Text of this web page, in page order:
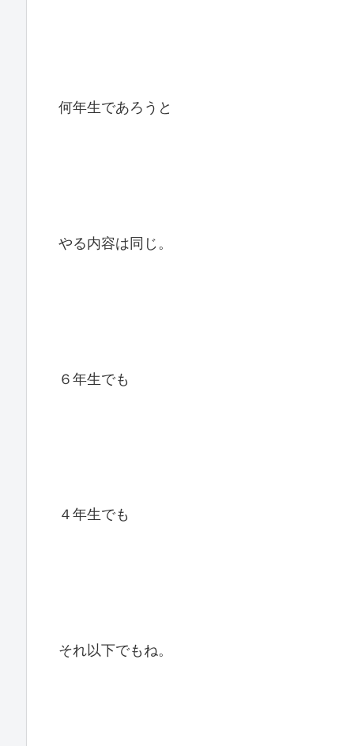
何年生であろうと
やる内容は同じ。
６年生でも
４年生でも
それ以下でもね。